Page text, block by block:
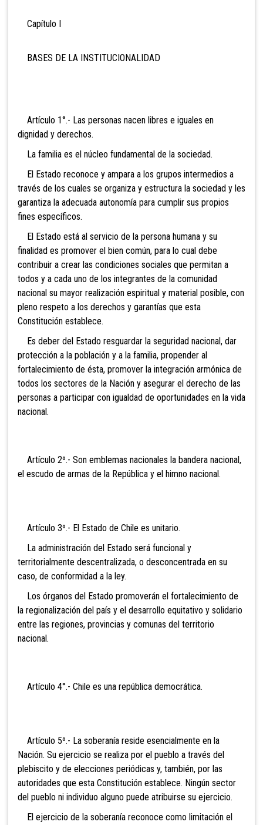
Capítulo I
BASES DE LA INSTITUCIONALIDAD
Artículo 1°.- Las personas nacen libres e iguales en
dignidad y derechos.
La familia es el núcleo fundamental de la sociedad.
El Estado reconoce y ampara a los grupos intermedios a
través de los cuales se organiza y estructura la sociedad y les
garantiza la adecuada autonomía para cumplir sus propios
fines específicos.
El Estado está al servicio de la persona humana y su
finalidad es promover el bien común, para lo cual debe
contribuir a crear las condiciones sociales que permitan a
todos y a cada uno de los integrantes de la comunidad
nacional su mayor realización espiritual y material posible, con
pleno respeto a los derechos y garantías que esta
Constitución establece.
Es deber del Estado resguardar la seguridad nacional, dar
protección a la población y a la familia, propender al
fortalecimiento de ésta, promover la integración armónica de
todos los sectores de la Nación y asegurar el derecho de las
personas a participar con igualdad de oportunidades en la vida
nacional.
Artículo 2º.- Son emblemas nacionales la bandera nacional,
el escudo de armas de la República y el himno nacional.
Artículo 3º.- El Estado de Chile es unitario.
La administración del Estado será funcional y
territorialmente descentralizada, o desconcentrada en su
caso, de conformidad a la ley.
Los órganos del Estado promoverán el fortalecimiento de
la regionalización del país y el desarrollo equitativo y solidario
entre las regiones, provincias y comunas del territorio
nacional.
Artículo 4°.- Chile es una república democrática.
Artículo 5º.- La soberanía reside esencialmente en la
Nación. Su ejercicio se realiza por el pueblo a través del
plebiscito y de elecciones periódicas y, también, por las
autoridades que esta Constitución establece. Ningún sector
del pueblo ni individuo alguno puede atribuirse su ejercicio.
El ejercicio de la soberanía reconoce como limitación el